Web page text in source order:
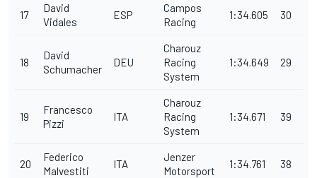
17
David
Vidales
ESP
Campos
Racing
1:34.605 30
18
David
Schumacher
DEU
Charouz
Racing
System
1:34.649 29
19
Francesco
Pizzi
ITA
Charouz
Racing
System
1:34.671 39
20
Federico
Malvestiti
ITA
Jenzer
Motorsport
1:34.761 38